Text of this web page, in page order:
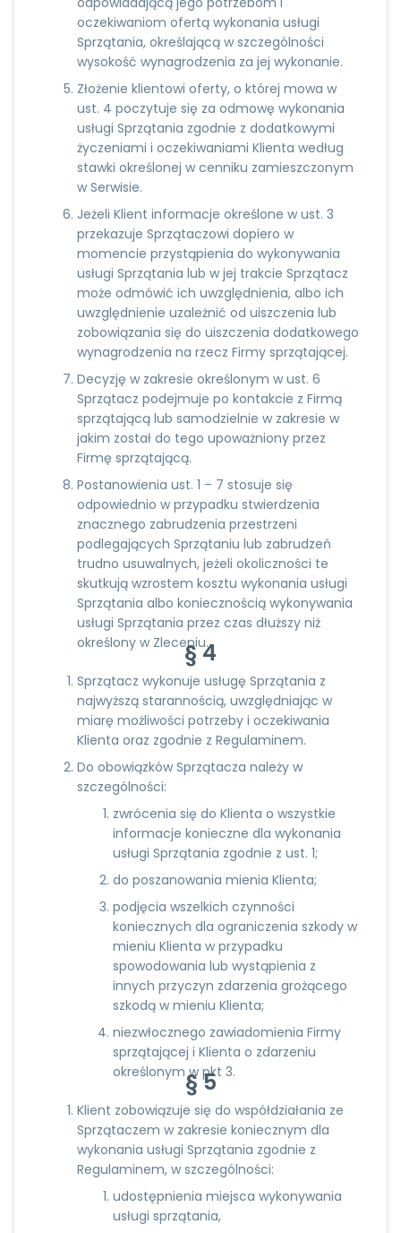
oczekiwaniom ofertą wykonania usługi
Sprzątania, określającą w szczególności
wysokość wynagrodzenia za jej wykonanie.
Złożenie klientowi oferty, o której mowa w
ust. 4 poczytuje się za odmowę wykonania
usługi Sprzątania zgodnie z dodatkowymi
życzeniami i oczekiwaniami Klienta według
stawki określonej w cenniku zamieszczonym
w Serwisie.
Jeżeli Klient informacje określone w ust. 3
przekazuje Sprzątaczowi dopiero w
momencie przystąpienia do wykonywania
usługi Sprzątania lub w jej trakcie Sprzątacz
może odmówić ich uwzględnienia, albo ich
uwzględnienie uzależnić od uiszczenia lub
zobowiązania się do uiszczenia dodatkowego
wynagrodzenia na rzecz Firmy sprzątającej.
Decyzję w zakresie określonym w ust. 6
Sprzątacz podejmuje po kontakcie z Firmą
sprzątającą lub samodzielnie w zakresie w
jakim został do tego upoważniony przez
Firmę sprzątającą.
Postanowienia ust. 1 – 7 stosuje się
odpowiednio w przypadku stwierdzenia
znacznego zabrudzenia przestrzeni
podlegających Sprzątaniu lub zabrudzeń
trudno usuwalnych, jeżeli okoliczności te
skutkują wzrostem kosztu wykonania usługi
Sprzątania albo koniecznością wykonywania
usługi Sprzątania przez czas dłuższy niż
określony w Zleceniu.
§ 4
Sprzątacz wykonuje usługę Sprzątania z
najwyższą starannością, uwzględniając w
miarę możliwości potrzeby i oczekiwania
Klienta oraz zgodnie z Regulaminem.
Do obowiązków Sprzątacza należy w
szczególności:
zwrócenia się do Klienta o wszystkie
informacje konieczne dla wykonania
usługi Sprzątania zgodnie z ust. 1;
do poszanowania mienia Klienta;
podjęcia wszelkich czynności
koniecznych dla ograniczenia szkody w
mieniu Klienta w przypadku
spowodowania lub wystąpienia z
innych przyczyn zdarzenia grożącego
szkodą w mieniu Klienta;
niezwłocznego zawiadomienia Firmy
sprzątającej i Klienta o zdarzeniu
określonym w pkt 3.
§ 5
Klient zobowiązuje się do współdziałania ze
Sprzątaczem w zakresie koniecznym dla
wykonania usługi Sprzątania zgodnie z
Regulaminem, w szczególności:
udostępnienia miejsca wykonywania
usługi sprzątania,